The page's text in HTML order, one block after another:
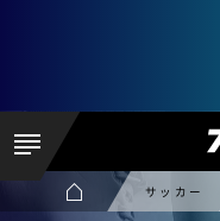
サッカー